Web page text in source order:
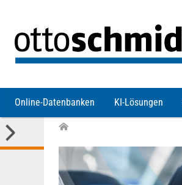
Online-Datenbanken KI-Lösungen